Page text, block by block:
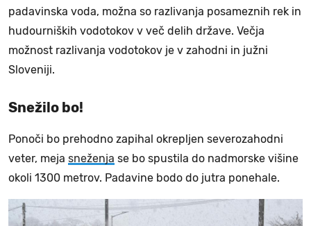
padavinska voda, možna so razlivanja posameznih rek in
hudourniških vodotokov v več delih države. Večja
možnost razlivanja vodotokov je v zahodni in južni
Sloveniji.
Snežilo bo!
Ponoči bo prehodno zapihal okrepljen severozahodni
veter, meja sneženja se bo spustila do nadmorske višine
okoli 1300 metrov. Padavine bodo do jutra ponehale.